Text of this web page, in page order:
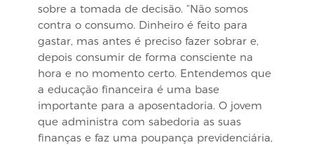
sobre a tomada de decisão. “Não somos
contra o consumo. Dinheiro é feito para
gastar, mas antes é preciso fazer sobrar e,
depois consumir de forma consciente na
hora e no momento certo. Entendemos que
a educação financeira é uma base
importante para a aposentadoria. O jovem
que administra com sabedoria as suas
finanças e faz uma poupança previdenciária,